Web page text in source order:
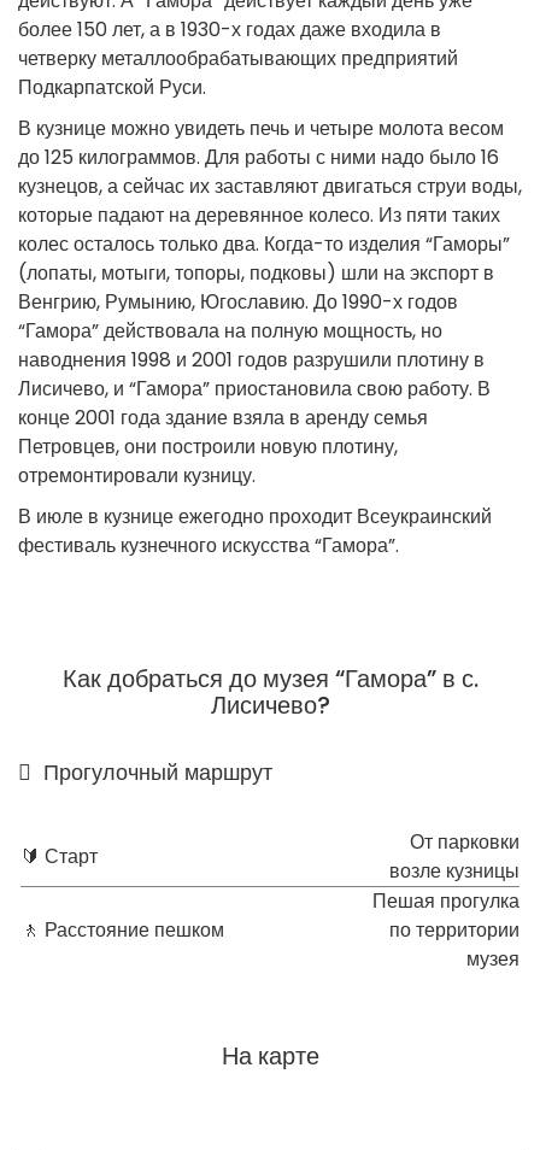
более 150 лет, а в 1930-х годах даже входила в
четверку металлообрабатывающих предприятий
Подкарпатской Руси.
В кузнице можно увидеть печь и четыре молота весом
до 125 килограммов. Для работы с ними надо было 16
кузнецов, а сейчас их заставляют двигаться струи воды,
которые падают на деревянное колесо. Из пяти таких
колес осталось только два. Когда-то изделия “Гаморы”
(лопаты, мотыги, топоры, подковы) шли на экспорт в
Венгрию, Румынию, Югославию. До 1990-х годов
“Гамора” действовала на полную мощность, но
наводнения 1998 и 2001 годов разрушили плотину в
Лисичево, и “Гамора” приостановила свою работу. В
конце 2001 года здание взяла в аренду семья
Петровцев, они построили новую плотину,
отремонтировали кузницу.
В июле в кузнице ежегодно проходит Всеукраинский
фестиваль кузнечного искусства “Гамора”.
Как добраться до музея “Гамора” в с.
Лисичево?
Прогулочный маршрут
🔰 Старт
От парковки
возле кузницы
🚶 Расстояние пешком
Пешая прогулка
по территории
музея
На карте